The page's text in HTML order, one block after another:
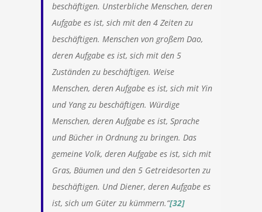
beschäftigen. Unsterbliche Menschen, deren
Aufgabe es ist, sich mit den 4 Zeiten zu
beschäftigen. Menschen von großem Dao,
deren Aufgabe es ist, sich mit den 5
Zuständen zu beschäftigen. Weise
Menschen, deren Aufgabe es ist, sich mit Yin
und Yang zu beschäftigen. Würdige
Menschen, deren Aufgabe es ist, Sprache
und Bücher in Ordnung zu bringen. Das
gemeine Volk, deren Aufgabe es ist, sich mit
Gras, Bäumen und den 5 Getreidesorten zu
beschäftigen. Und Diener, deren Aufgabe es
ist, sich um Güter zu kümmern.“[32]